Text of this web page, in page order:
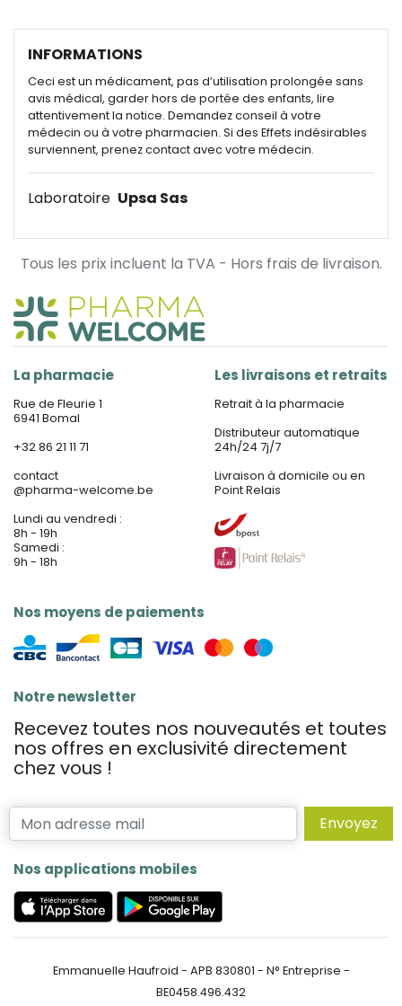
INFORMATIONS
Ceci est un médicament, pas d’utilisation prolongée sans
avis médical, garder hors de portée des enfants, lire
attentivement la notice. Demandez conseil à votre
médecin ou à votre pharmacien. Si des Effets indésirables
surviennent, prenez contact avec votre médecin.
Laboratoire Upsa Sas
Tous les prix incluent la TVA - Hors frais de livraison.
La pharmacie
Rue de Fleurie 1
6941 Bomal
+32 86 21 11 71
contact
@pharma-welcome.be
Lundi au vendredi :
8h - 19h
Samedi :
9h - 18h
Nos moyens de paiements
Les livraisons et retraits
Retrait à la pharmacie
Distributeur automatique
24h/24 7j/7
Livraison à domicile ou en
Point Relais
Notre newsletter
Recevez toutes nos nouveautés et toutes
nos offres en exclusivité directement
chez vous !
Envoyez
Nos applications mobiles
Emmanuelle Haufroid - APB 830801 - N° Entreprise -
BE0458.496.432